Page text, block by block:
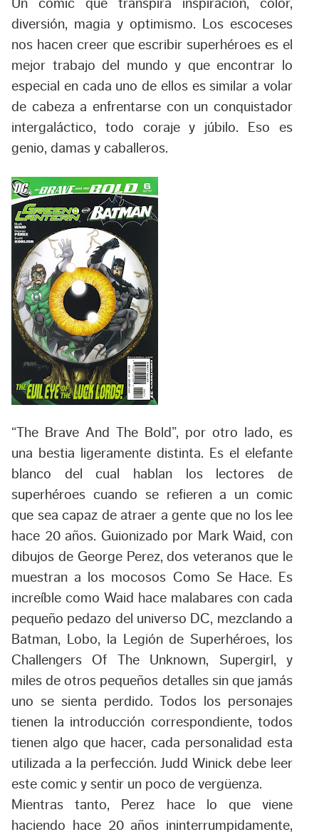
Un comic que transpira inspiración, color,
diversión, magia y optimismo. Los escoceses
nos hacen creer que escribir superhéroes es el
mejor trabajo del mundo y que encontrar lo
especial en cada uno de ellos es similar a volar
de cabeza a enfrentarse con un conquistador
intergaláctico, todo coraje y júbilo. Eso es
genio, damas y caballeros.
“The Brave And The Bold”, por otro lado, es
una bestia ligeramente distinta. Es el elefante
blanco del cual hablan los lectores de
superhéroes cuando se refieren a un comic
que sea capaz de atraer a gente que no los lee
hace 20 años. Guionizado por Mark Waid, con
dibujos de George Perez, dos veteranos que le
muestran a los mocosos Como Se Hace. Es
increíble como Waid hace malabares con cada
pequeño pedazo del universo DC, mezclando a
Batman, Lobo, la Legión de Superhéroes, los
Challengers Of The Unknown, Supergirl, y
miles de otros pequeños detalles sin que jamás
uno se sienta perdido. Todos los personajes
tienen la introducción correspondiente, todos
tienen algo que hacer, cada personalidad esta
utilizada a la perfección. Judd Winick debe leer
este comic y sentir un poco de vergüenza.
Mientras tanto, Perez hace lo que viene
haciendo hace 20 años ininterrumpidamente,